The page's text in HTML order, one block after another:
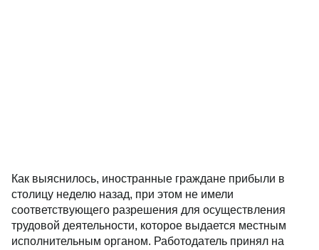
Как выяснилось, иностранные граждане прибыли в
столицу неделю назад, при этом не имели
соответствующего разрешения для осуществления
трудовой деятельности, которое выдается местным
исполнительным органом. Работодатель принял на